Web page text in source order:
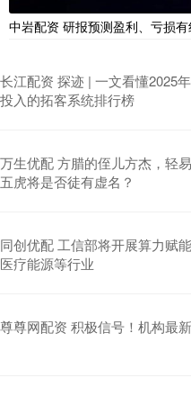
中岩配资 研报预测盈利、亏损
长江配资 探迹 | 一文看懂2025
投入的拓客系统排行榜
万生优配 方腊的侄儿方杰，轻
五虎将是否徒有虚名？
同创优配 工信部将开展算力赋
医疗能源等行业
尊尊网配资 积极信号！机构最